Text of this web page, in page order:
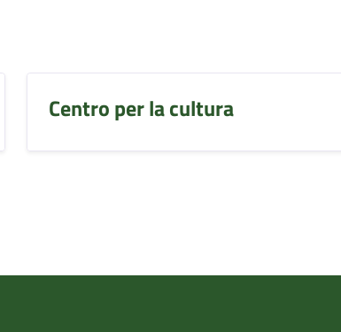
Centro per la cultura